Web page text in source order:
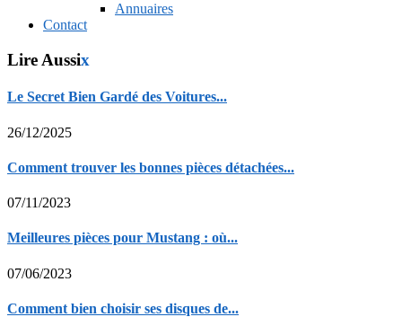
Annuaires
Contact
Lire Aussix
Le Secret Bien Gardé des Voitures...
26/12/2025
Comment trouver les bonnes pièces détachées...
07/11/2023
Meilleures pièces pour Mustang : où...
07/06/2023
Comment bien choisir ses disques de...